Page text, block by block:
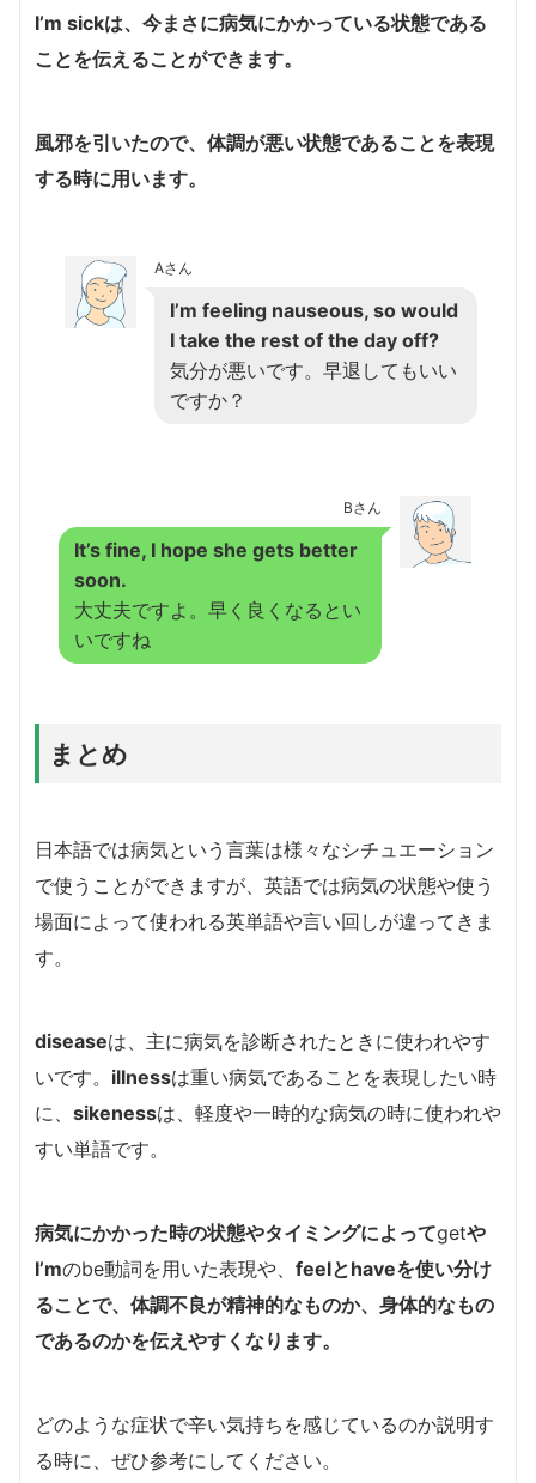
I’m sickは、今まさに病気にかかっている状態である
ことを伝えることができます。
風邪を引いたので、体調が悪い状態であることを表現
する時に用います。
Aさん
I’m feeling nauseous, so would
I take the rest of the day off?
気分が悪いです。早退してもいい
ですか？
Bさん
It’s fine, I hope she gets better
soon.
大丈夫ですよ。早く良くなるとい
いですね
まとめ
日本語では病気という言葉は様々なシチュエーション
で使うことができますが、英語では病気の状態や使う
場面によって使われる英単語や言い回しが違ってきま
す。
diseaseは、主に病気を診断されたときに使われやす
いです。 illnessは重い病気であることを表現したい時
に、 sikenessは、軽度や一時的な病気の時に使われや
すい単語です。
病気にかかった時の状態やタイミングによってgetや
I’mのbe動詞を用いた表現や、 feelとhaveを使い分け
ることで、体調不良が精神的なものか、身体的なもの
であるのかを伝えやすくなります。
どのような症状で辛い気持ちを感じているのか説明す
る時に、ぜひ参考にしてください。